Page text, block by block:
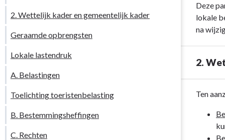
2. Wettelijk kader en gemeentelijk kader
Geraamde opbrengsten
Lokale lastendruk
A. Belastingen
Toelichting toeristenbelasting
B. Bestemmingsheffingen
C. Rechten
Paragraaf
heffingen
Deze
lokale
na
2.
Terug
navigatie
Ten